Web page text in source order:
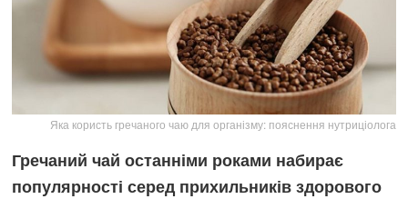
Яка користь гречаного чаю для організму: пояснення нутриціолога
Гречаний чай останніми роками набирає
популярності серед прихильників здорового